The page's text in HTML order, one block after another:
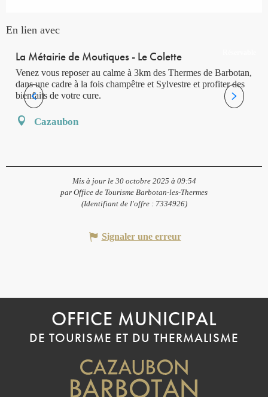
En lien avec
La Métairie de Moutiques - Le Colette
Venez vous reposer au calme à 3km des Thermes de Barbotan,
dans une cadre à la fois champêtre et Sylvestre et profiter des
bienfaits de votre cure.
Cazaubon
Mis à jour le 30 octobre 2025 à 09:54
par Office de Tourisme Barbotan-les-Thermes
(Identifiant de l'offre : 7334926)
Signaler une erreur
OFFICE MUNICIPAL
DE TOURISME ET DU THERMALISME